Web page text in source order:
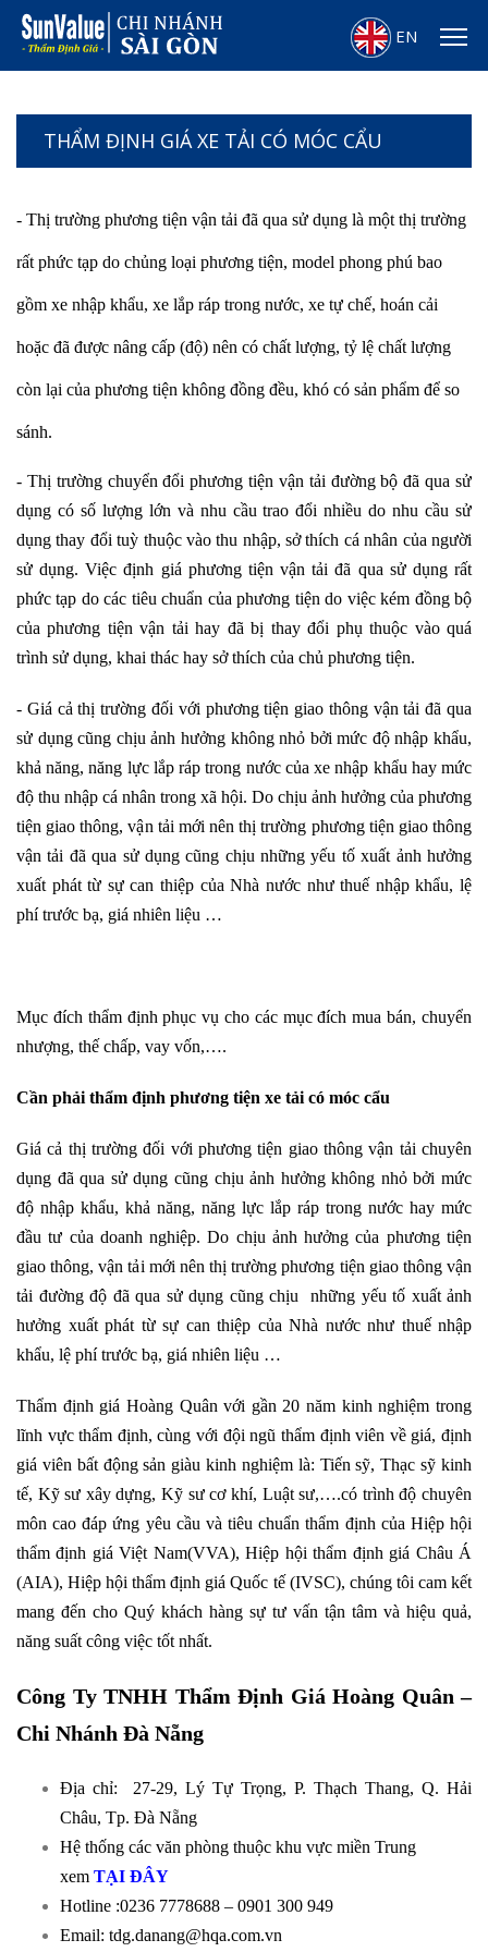
EN
THẨM ĐỊNH GIÁ XE TẢI CÓ MÓC CẨU
- Thị trường phương tiện vận tải đã qua sử dụng là một thị trường
rất phức tạp do chủng loại phương tiện, model phong phú bao
gồm xe nhập khẩu, xe lắp ráp trong nước, xe tự chế, hoán cải
hoặc đã được nâng cấp (độ) nên có chất lượng, tỷ lệ chất lượng
còn lại của phương tiện không đồng đều, khó có sản phẩm để so
sánh.
- Thị trường chuyển đổi phương tiện vận tải đường bộ đã qua sử
dụng có số lượng lớn và nhu cầu trao đổi nhiều do nhu cầu sử
dụng thay đổi tuỳ thuộc vào thu nhập, sở thích cá nhân của người
sử dụng. Việc định giá phương tiện vận tải đã qua sử dụng rất
phức tạp do các tiêu chuẩn của phương tiện do việc kém đồng bộ
của phương tiện vận tải hay đã bị thay đổi phụ thuộc vào quá
trình sử dụng, khai thác hay sở thích của chủ phương tiện.
- Giá cả thị trường đối với phương tiện giao thông vận tải đã qua
sử dụng cũng chịu ảnh hưởng không nhỏ bởi mức độ nhập khẩu,
khả năng, năng lực lắp ráp trong nước của xe nhập khẩu hay mức
độ thu nhập cá nhân trong xã hội. Do chịu ảnh hưởng của phương
tiện giao thông, vận tải mới nên thị trường phương tiện giao thông
vận tải đã qua sử dụng cũng chịu những yếu tố xuất ảnh hưởng
xuất phát từ sự can thiệp của Nhà nước như thuế nhập khẩu, lệ
phí trước bạ, giá nhiên liệu …
Mục đích thẩm định phục vụ cho các mục đích mua bán, chuyển
nhượng, thế chấp, vay vốn,….
Cần phải thẩm định phương tiện xe tải có móc cẩu
Giá cả thị trường đối với phương tiện giao thông vận tải chuyên
dụng đã qua sử dụng cũng chịu ảnh hưởng không nhỏ bởi mức
độ nhập khẩu, khả năng, năng lực lắp ráp trong nước hay mức
đầu tư của doanh nghiệp. Do chịu ảnh hưởng của phương tiện
giao thông, vận tải mới nên thị trường phương tiện giao thông vận
tải đường độ đã qua sử dụng cũng chịu những yếu tố xuất ảnh
hưởng xuất phát từ sự can thiệp của Nhà nước như thuế nhập
khẩu, lệ phí trước bạ, giá nhiên liệu …
Thẩm định giá Hoàng Quân với gần 20 năm kinh nghiệm trong
lĩnh vực thẩm định, cùng với đội ngũ thẩm định viên về giá, định
giá viên bất động sản giàu kinh nghiệm là: Tiến sỹ, Thạc sỹ kinh
tế, Kỹ sư xây dựng, Kỹ sư cơ khí, Luật sư,….có trình độ chuyên
môn cao đáp ứng yêu cầu và tiêu chuẩn thẩm định của Hiệp hội
thẩm định giá Việt Nam(VVA), Hiệp hội thẩm định giá Châu Á
(AIA), Hiệp hội thẩm định giá Quốc tế (IVSC), chúng tôi cam kết
mang đến cho Quý khách hàng sự tư vấn tận tâm và hiệu quả,
năng suất công việc tốt nhất.
Công Ty TNHH Thẩm Định Giá Hoàng Quân –
Chi Nhánh Đà Nẵng
Địa chỉ:
27-29, Lý Tự Trọng, P. Thạch Thang, Q. Hải
Châu, Tp. Đà Nẵng
Hệ thống các văn phòng thuộc khu vực miền Trung
xem TẠI ĐÂY
Hotline :0236 7778688 – 0901 300 949
Email: tdg.danang@hqa.com.vn